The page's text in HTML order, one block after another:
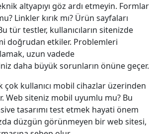
altyapıyı göz ardı etmeyin. Formlar
Linkler kırık mı? Ürün sayfaları
tür testler, kullanıcıların sitenizde
doğrudan etkiler. Problemleri
uzun vadede
daha büyük sorunların önüne geçer.
çok kullanıcı mobil cihazlar üzerinden
Web siteniz mobil uyumlu mu? Bu
tasarımı test etmek hayati önem
düzgün görünmeyen bir web sitesi,